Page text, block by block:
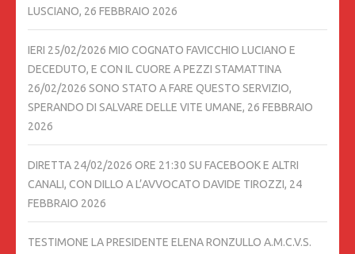
LUSCIANO, 26 FEBBRAIO 2026
IERI 25/02/2026 MIO COGNATO FAVICCHIO LUCIANO E
DECEDUTO, E CON IL CUORE A PEZZI STAMATTINA
26/02/2026 SONO STATO A FARE QUESTO SERVIZIO,
SPERANDO DI SALVARE DELLE VITE UMANE, 26 FEBBRAIO
2026
DIRETTA 24/02/2026 ORE 21:30 SU FACEBOOK E ALTRI
CANALI, CON DILLO A L’AVVOCATO DAVIDE TIROZZI, 24
FEBBRAIO 2026
TESTIMONE LA PRESIDENTE ELENA RONZULLO A.M.C.V.S.